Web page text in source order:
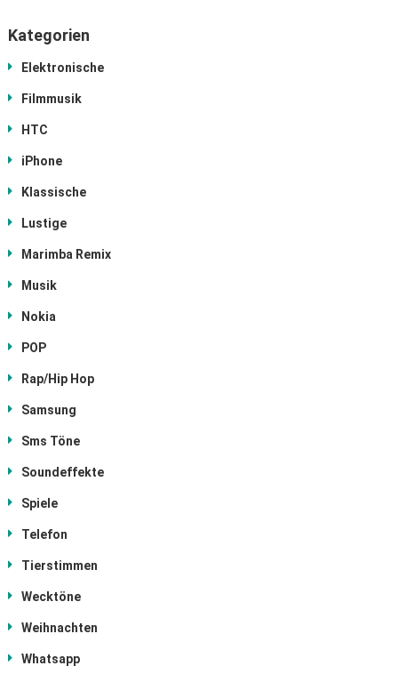
Kategorien
Elektronische
Filmmusik
HTC
iPhone
Klassische
Lustige
Marimba Remix
Musik
Nokia
POP
Rap/Hip Hop
Samsung
Sms Töne
Soundeffekte
Spiele
Telefon
Tierstimmen
Wecktöne
Weihnachten
Whatsapp